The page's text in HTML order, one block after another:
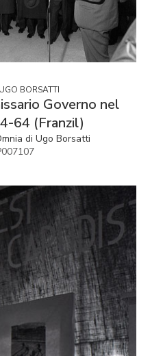
BORSATTI
Governo nel
64 (Franzil)
di Ugo Borsatti